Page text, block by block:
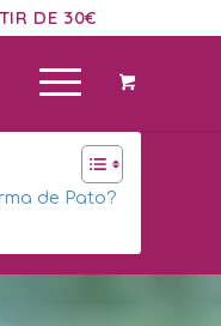
DE 30€
de Pato?